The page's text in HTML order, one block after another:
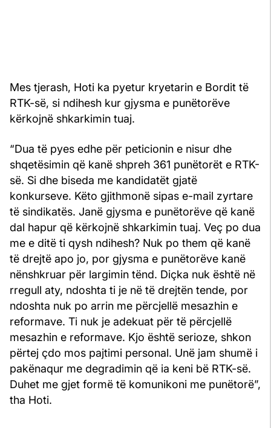
Mes tjerash, Hoti ka pyetur kryetarin e Bordit të
RTK-së, si ndihesh kur gjysma e punëtorëve
kërkojnë shkarkimin tuaj.
“Dua të pyes edhe për peticionin e nisur dhe
shqetësimin që kanë shpreh 361 punëtorët e RTK-
së. Si dhe biseda me kandidatët gjatë
konkurseve. Këto gjithmonë sipas e-mail zyrtare
të sindikatës. Janë gjysma e punëtorëve që kanë
dal hapur që kërkojnë shkarkimin tuaj. Veç po dua
me e ditë ti qysh ndihesh? Nuk po them që kanë
të drejtë apo jo, por gjysma e punëtorëve kanë
nënshkruar për largimin tënd. Diçka nuk është në
rregull aty, ndoshta ti je në të drejtën tende, por
ndoshta nuk po arrin me përcjellë mesazhin e
reformave. Ti nuk je adekuat për të përcjellë
mesazhin e reformave. Kjo është serioze, shkon
përtej çdo mos pajtimi personal. Unë jam shumë i
pakënaqur me degradimin që ia keni bë RTK-së.
Duhet me gjet formë të komunikoni me punëtorë”,
tha Hoti.